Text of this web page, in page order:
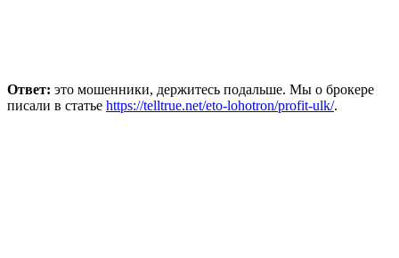
Ответ: это мошенники, держитесь подальше. Мы о брокере
писали в статье https://telltrue.net/eto-lohotron/profit-ulk/.